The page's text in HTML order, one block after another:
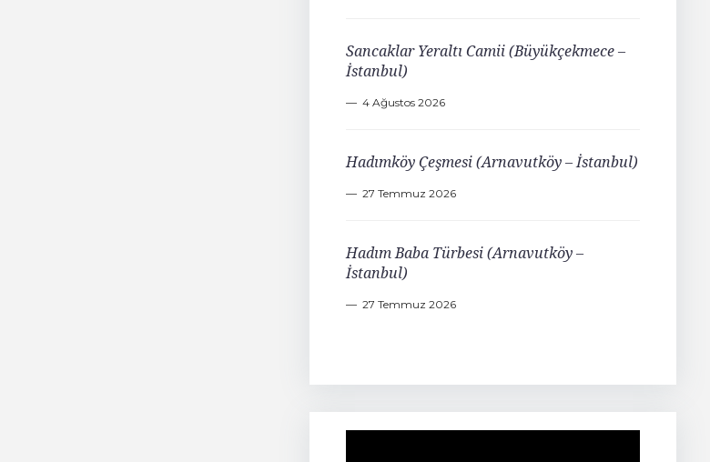
Sancaklar Yeraltı Camii (Büyükçekmece –
İstanbul)
4 Ağustos 2026
Hadımköy Çeşmesi (Arnavutköy – İstanbul)
27 Temmuz 2026
Hadım Baba Türbesi (Arnavutköy –
İstanbul)
27 Temmuz 2026